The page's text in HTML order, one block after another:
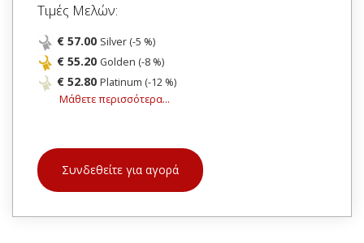
Τιμές Μελών:
€ 57.00 Silver (-5 %)
€ 55.20 Golden (-8 %)
€ 52.80 Platinum (-12 %)
Μάθετε περισσότερα...
Συνδεθείτε για αγορά